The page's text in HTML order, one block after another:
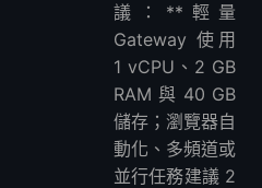
優點
缺點
5. Vultr – 最佳全球覆蓋
為什麼我推薦它
優點
缺點
議：**輕量
Gateway 使用
1 vCPU、2 GB
RAM 與 40 GB
儲存；瀏覽器自
動化、多頻道或
並行任務建議 2